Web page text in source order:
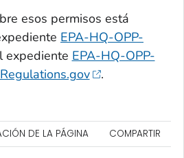
esos permisos está
EPA-HQ-OPP-
expediente EPA-HQ-OPP-
Regulations.gov .
DE LA PÁGINA COMPARTIR